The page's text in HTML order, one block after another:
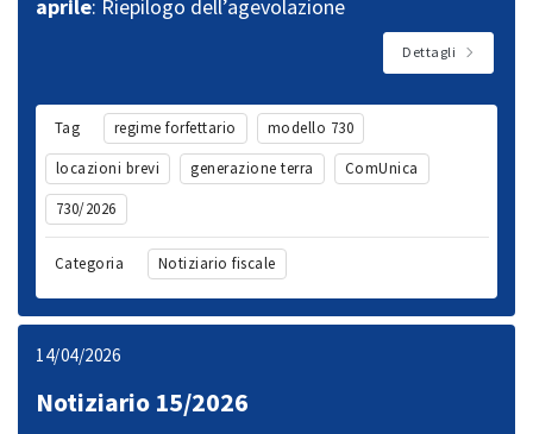
aprile: Riepilogo dell’agevolazione
Dettagli
Tag regime forfettario
modello 730
locazioni brevi
generazione terra
ComUnica
730/2026
Categoria Notiziario fiscale
14/04/2026
Notiziario 15/2026